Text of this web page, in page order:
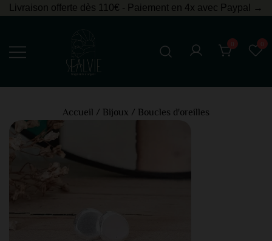
Livraison offerte dès 110€ - Paiement en 4x avec Paypal →
Accueil / Bijoux / Boucles d'oreilles